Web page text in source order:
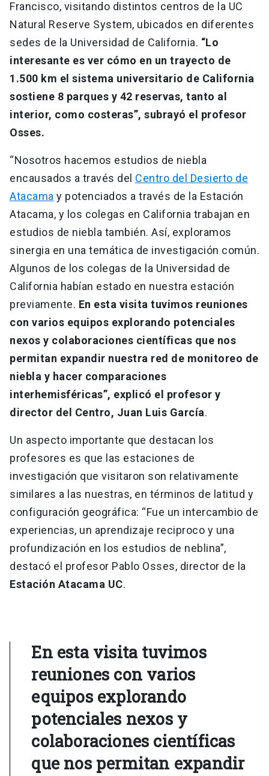
Francisco, visitando distintos centros de la UC
Natural Reserve System, ubicados en diferentes
sedes de la Universidad de California. “Lo
interesante es ver cómo en un trayecto de
1.500 km el sistema universitario de California
sostiene 8 parques y 42 reservas, tanto al
interior, como costeras”, subrayó el profesor
Osses.
“Nosotros hacemos estudios de niebla
encausados a través del Centro del Desierto de
Atacama y potenciados a través de la Estación
Atacama, y los colegas en California trabajan en
estudios de niebla también. Así, exploramos
sinergia en una temática de investigación común.
Algunos de los colegas de la Universidad de
California habían estado en nuestra estación
previamente. En esta visita tuvimos reuniones
con varios equipos explorando potenciales
nexos y colaboraciones científicas que nos
permitan expandir nuestra red de monitoreo de
niebla y hacer comparaciones
interhemisféricas”, explicó el profesor y
director del Centro, Juan Luis García.
Un aspecto importante que destacan los
profesores es que las estaciones de
investigación que visitaron son relativamente
similares a las nuestras, en términos de latitud y
configuración geográfica: “Fue un intercambio de
experiencias, un aprendizaje reciproco y una
profundización en los estudios de neblina”,
destacó el profesor Pablo Osses, director de la
Estación Atacama UC.
En esta visita tuvimos
reuniones con varios
equipos explorando
potenciales nexos y
colaboraciones científicas
que nos permitan expandir